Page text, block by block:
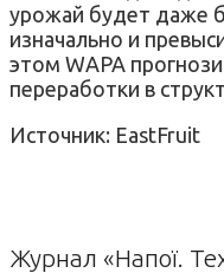
урожай будет даже
изначально и
этом WAPA
переработки в
Источник: EastFruit
Журнал «Напої.